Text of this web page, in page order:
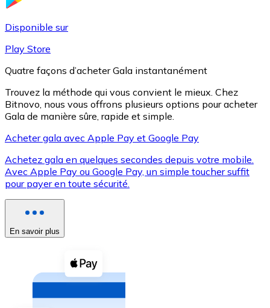
XRP
XRP
Voir toutes
Coupons crypto
Achetez des cryptomonnaies en espèces et d'autres
Acheter avec espèces
Disponible sur
Play Store
Quatre façons d’acheter Gala instantanément
Trouvez la méthode qui vous convient le mieux. Chez
Bitnovo, nous vous offrons plusieurs options pour acheter
Gala de manière sûre, rapide et simple.
Acheter gala avec Apple Pay et Google Pay
Achetez gala en quelques secondes depuis votre mobile.
Avec Apple Pay ou Google Pay, un simple toucher suffit
pour payer en toute sécurité.
En savoir plus